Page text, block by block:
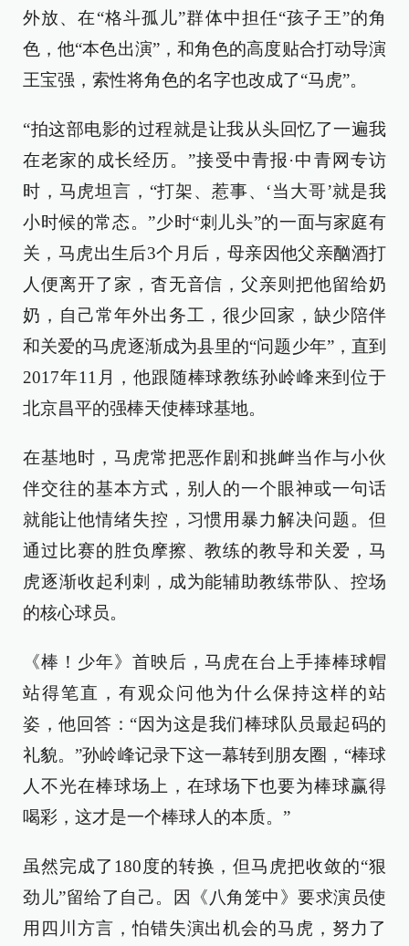
外放、在“格斗孤儿”群体中担任“孩子王”的角
色，他“本色出演”，和角色的高度贴合打动导演
王宝强，索性将角色的名字也改成了“马虎”。
“拍这部电影的过程就是让我从头回忆了一遍我
在老家的成长经历。”接受中青报·中青网专访
时，马虎坦言，“打架、惹事、‘当大哥’就是我
小时候的常态。”少时“刺儿头”的一面与家庭有
关，马虎出生后3个月后，母亲因他父亲酗酒打
人便离开了家，杳无音信，父亲则把他留给奶
奶，自己常年外出务工，很少回家，缺少陪伴
和关爱的马虎逐渐成为县里的“问题少年”，直到
2017年11月，他跟随棒球教练孙岭峰来到位于
北京昌平的强棒天使棒球基地。
在基地时，马虎常把恶作剧和挑衅当作与小伙
伴交往的基本方式，别人的一个眼神或一句话
就能让他情绪失控，习惯用暴力解决问题。但
通过比赛的胜负摩擦、教练的教导和关爱，马
虎逐渐收起利刺，成为能辅助教练带队、控场
的核心球员。
《棒！少年》首映后，马虎在台上手捧棒球帽
站得笔直，有观众问他为什么保持这样的站
姿，他回答：“因为这是我们棒球队员最起码的
礼貌。”孙岭峰记录下这一幕转到朋友圈，“棒球
人不光在棒球场上，在球场下也要为棒球赢得
喝彩，这才是一个棒球人的本质。”
虽然完成了180度的转换，但马虎把收敛的“狠
劲儿”留给了自己。因《八角笼中》要求演员使
用四川方言，怕错失演出机会的马虎，努力了